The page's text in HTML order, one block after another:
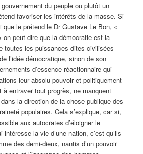
du peuple ou plutôt un
favoriser les intérêts de la masse. Si
le prétend le Dr Gustave Le Bon, «
on peut dire que la démocratie est la
toutes les puissances dites civilisées
l’idée démocratique, sinon de son
d’essence réactionnaire qui
leur absolu pouvoir et politiquement
à entraver tout progrès, ne manquent
la direction de la chose publique des
populaires. Cela s’explique, car si,
aux autocrates d’éloigner le
la vie d’une nation, c’est qu’ils
des demi-dieux, nantis d’un pouvoir